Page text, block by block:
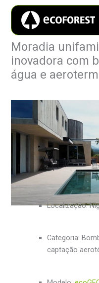
Moradia
inovadora com
água e
Localização:
Categoria:
captação